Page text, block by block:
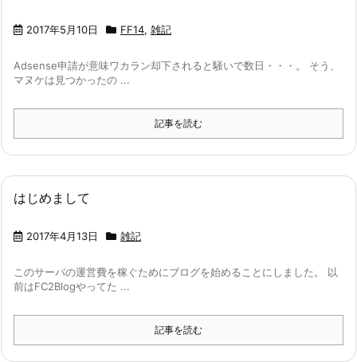
2017年5月10日 FF14, 雑記
Adsense申請が意味ワカラン却下されると騒いで数日・・・。 そう、
マヌケは見つかったの ...
記事を読む
はじめまして
2017年4月13日 雑記
このサーバの運営費を稼ぐためにブログを始めることにしました。 以
前はFC2Blogやってた ...
記事を読む